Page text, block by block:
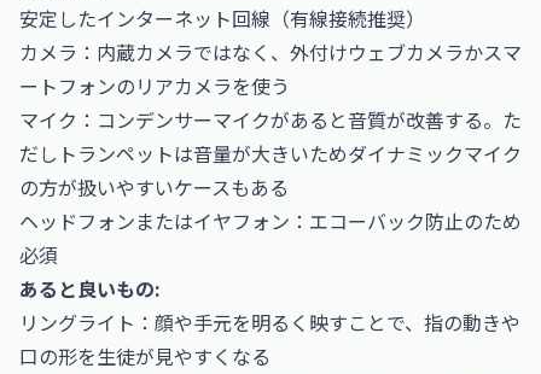
安定したインターネット回線（有線接続推奨）
カメラ：内蔵カメラではなく、外付けウェブカメラかスマ
ートフォンのリアカメラを使う
マイク：コンデンサーマイクがあると音質が改善する。た
だしトランペットは音量が大きいためダイナミックマイク
の方が扱いやすいケースもある
ヘッドフォンまたはイヤフォン：エコーバック防止のため
必須
あると良いもの:
リングライト：顔や手元を明るく映すことで、指の動きや
口の形を生徒が見やすくなる